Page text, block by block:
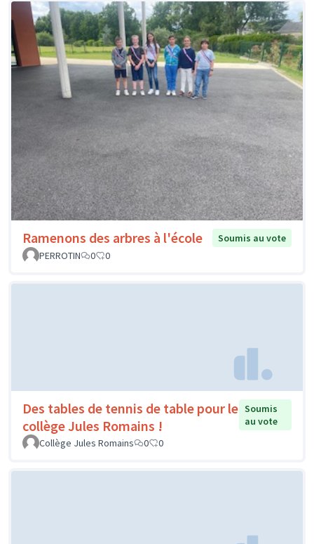
Ramenons des arbres à l'école
Soumis au vote
PERROTIN
0 0
Des tables de tennis de table pour le
collège Jules Romains !
Soumis
au vote
Collège Jules Romains
0 0